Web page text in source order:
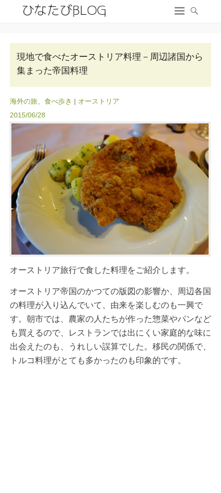
現地で食べたオーストリア料理－周辺諸国から
集まった帝国料理
海外の旅 食べ歩き | オーストリア
2015/06/28
オーストリア旅行で食した料理をご紹介します。
オーストリア帝国のかつての版図の影響か、周辺各国
の料理が入り込んでいて、由来を楽しむのも一興で
す。朝市では、農家の人たちが作った惣菜やパンなど
も買えるので、レストランでは出にくい家庭的な味に
出会えたのも、うれしい誤算でした。移民の関係で、
トルコ料理がとても多かったのも印象的です。